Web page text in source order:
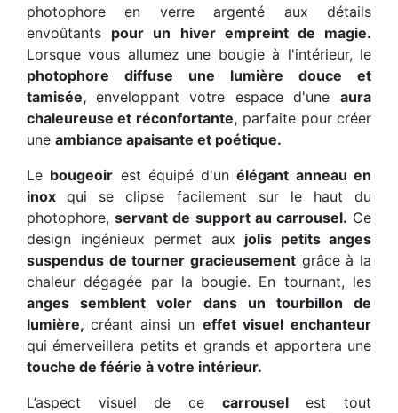
photophore en verre argenté aux détails
envoûtants pour un hiver empreint de magie.
Lorsque vous allumez une bougie à l'intérieur, le
photophore diffuse une lumière douce et
tamisée, enveloppant votre espace d'uneaura
chaleureuse et réconfortante, parfaite pour créer
une ambiance apaisante et poétique.
Le bougeoir est équipé d'unélégant anneau en
inoxqui se clipse facilement sur le haut du
photophore,servant de support au carrousel. Ce
design ingénieux permet aux jolis petits anges
suspendus de tourner gracieusement grâce à la
chaleur dégagée par la bougie. En tournant, les
anges semblent voler dans un tourbillon de
lumière, créant ainsi un effet visuel enchanteur
qui émerveillera petits et grands et apportera une
touche de féérie à votre intérieur.
L’aspect visuel de ce carrouselest tout